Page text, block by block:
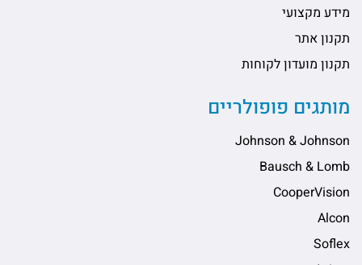
מידע מקצועי
תקנון אתר
תקנון מועדון לקוחות
מותגים פופולריים
Johnson & Johnson
Bausch & Lomb
CooperVision
Alcon
Soflex